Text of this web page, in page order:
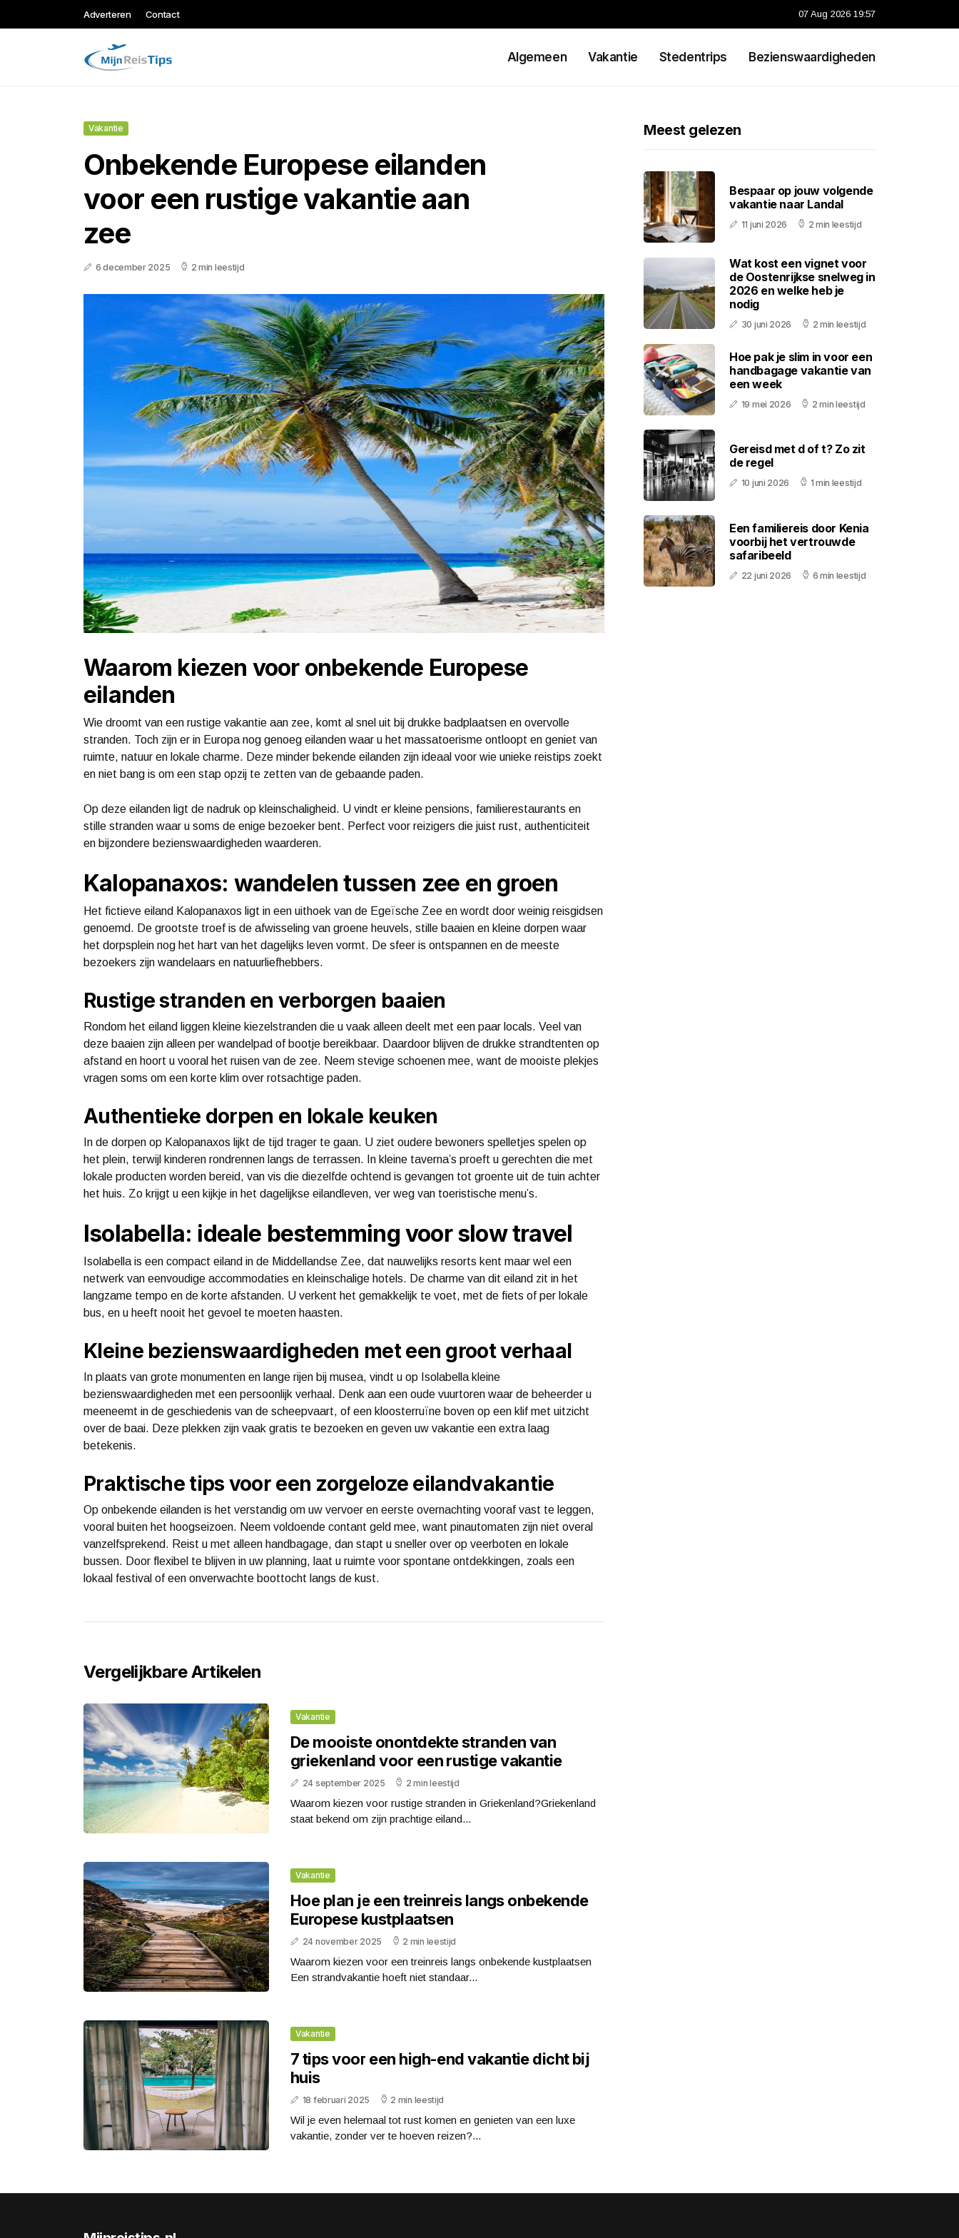
Adverteren Contact 07 Aug 2026 19:57
Algemeen Vakantie Stedentrips Bezienswaardigheden
Vakantie
Onbekende Europese eilanden
voor een rustige vakantie aan
zee
6 december 2025 2 min leestijd
Waarom kiezen voor onbekende Europese
eilanden
Wie droomt van een rustige vakantie aan zee, komt al snel uit bij drukke badplaatsen en overvolle
stranden. Toch zijn er in Europa nog genoeg eilanden waar u het massatoerisme ontloopt en geniet van
ruimte, natuur en lokale charme. Deze minder bekende eilanden zijn ideaal voor wie unieke reistips zoekt
en niet bang is om een stap opzij te zetten van de gebaande paden.
Op deze eilanden ligt de nadruk op kleinschaligheid. U vindt er kleine pensions, familierestaurants en
stille stranden waar u soms de enige bezoeker bent. Perfect voor reizigers die juist rust, authenticiteit
en bijzondere bezienswaardigheden waarderen.
Kalopanaxos: wandelen tussen zee en groen
Het fictieve eiland Kalopanaxos ligt in een uithoek van de Egeïsche Zee en wordt door weinig reisgidsen
genoemd. De grootste troef is de afwisseling van groene heuvels, stille baaien en kleine dorpen waar
het dorpsplein nog het hart van het dagelijks leven vormt. De sfeer is ontspannen en de meeste
bezoekers zijn wandelaars en natuurliefhebbers.
Rustige stranden en verborgen baaien
Rondom het eiland liggen kleine kiezelstranden die u vaak alleen deelt met een paar locals. Veel van
deze baaien zijn alleen per wandelpad of bootje bereikbaar. Daardoor blijven de drukke strandtenten op
afstand en hoort u vooral het ruisen van de zee. Neem stevige schoenen mee, want de mooiste plekjes
vragen soms om een korte klim over rotsachtige paden.
Authentieke dorpen en lokale keuken
In de dorpen op Kalopanaxos lijkt de tijd trager te gaan. U ziet oudere bewoners spelletjes spelen op
het plein, terwijl kinderen rondrennen langs de terrassen. In kleine taverna’s proeft u gerechten die met
lokale producten worden bereid, van vis die diezelfde ochtend is gevangen tot groente uit de tuin achter
het huis. Zo krijgt u een kijkje in het dagelijkse eilandleven, ver weg van toeristische menu’s.
Isolabella: ideale bestemming voor slow travel
Isolabella is een compact eiland in de Middellandse Zee, dat nauwelijks resorts kent maar wel een
netwerk van eenvoudige accommodaties en kleinschalige hotels. De charme van dit eiland zit in het
langzame tempo en de korte afstanden. U verkent het gemakkelijk te voet, met de fiets of per lokale
bus, en u heeft nooit het gevoel te moeten haasten.
Kleine bezienswaardigheden met een groot verhaal
In plaats van grote monumenten en lange rijen bij musea, vindt u op Isolabella kleine
bezienswaardigheden met een persoonlijk verhaal. Denk aan een oude vuurtoren waar de beheerder u
meeneemt in de geschiedenis van de scheepvaart, of een kloosterruïne boven op een klif met uitzicht
over de baai. Deze plekken zijn vaak gratis te bezoeken en geven uw vakantie een extra laag
betekenis.
Praktische tips voor een zorgeloze eilandvakantie
Op onbekende eilanden is het verstandig om uw vervoer en eerste overnachting vooraf vast te leggen,
vooral buiten het hoogseizoen. Neem voldoende contant geld mee, want pinautomaten zijn niet overal
vanzelfsprekend. Reist u met alleen handbagage, dan stapt u sneller over op veerboten en lokale
bussen. Door flexibel te blijven in uw planning, laat u ruimte voor spontane ontdekkingen, zoals een
lokaal festival of een onverwachte boottocht langs de kust.
Vergelijkbare Artikelen
Vakantie
De mooiste onontdekte stranden van
griekenland voor een rustige vakantie
24 september 2025 2 min leestijd
Waarom kiezen voor rustige stranden in Griekenland?Griekenland
staat bekend om zijn prachtige eiland...
Vakantie
Hoe plan je een treinreis langs onbekende
Europese kustplaatsen
24 november 2025 2 min leestijd
Waarom kiezen voor een treinreis langs onbekende kustplaatsen
Een strandvakantie hoeft niet standaar...
Vakantie
7 tips voor een high-end vakantie dicht bij
huis
18 februari 2025 2 min leestijd
Wil je even helemaal tot rust komen en genieten van een luxe
vakantie, zonder ver te hoeven reizen?...
Meest gelezen
Bespaar op jouw volgende
vakantie naar Landal
11 juni 2026 2 min leestijd
Wat kost een vignet voor
de Oostenrijkse snelweg in
2026 en welke heb je
nodig
30 juni 2026 2 min leestijd
Hoe pak je slim in voor een
handbagage vakantie van
een week
19 mei 2026 2 min leestijd
Gereisd met d of t? Zo zit
de regel
10 juni 2026 1 min leestijd
Een familiereis door Kenia
voorbij het vertrouwde
safaribeeld
22 juni 2026 6 min leestijd